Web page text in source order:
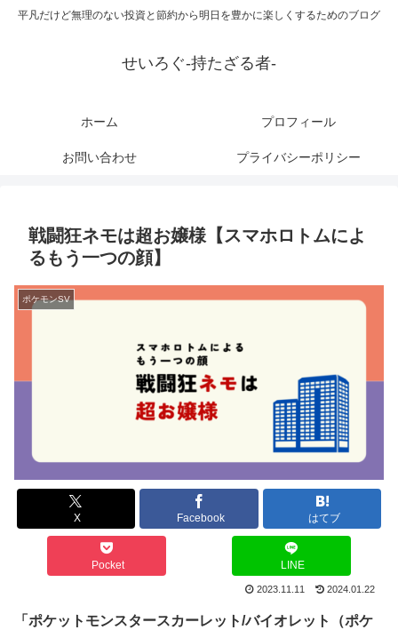
平凡だけど無理のない投資と節約から明日を豊かに楽しくするためのブログ
せいろぐ-持たざる者-
ホーム プロフィール
お問い合わせ プライバシーポリシー
戦闘狂ネモは超お嬢様【スマホロトムによ
るもう一つの顔】
ポケモンSV
X Facebook はてブ
Pocket LINE
2023.11.11 2024.01.22
「ポケットモンスタースカーレット/バイオレット（ポケ